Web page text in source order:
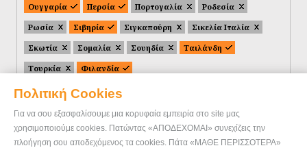
Πολιτική Cookies
Για να σου εξασφαλίσουμε μια κορυφαία εμπειρία στο site μας
χρησιμοποιούμε cookies. Πατώντας «ΑΠΟΔΕΧΟΜΑΙ» συνεχίζεις την
πλοήγηση σου αποδεχόμενος τα cookies. Πάτα «ΜΑΘΕ ΠΕΡΙΣΣΟΤΕΡΑ»
Ουγγαρία
Περσία Πορτογαλία
Ροδεσία
Ρωσία
Σιβηρία Σιγκαπούρη
Σικελία Ιταλία
Σκωτία
Σομαλία Σουηδία
Ταιλάνδη
Τουρκία
Φιλανδία